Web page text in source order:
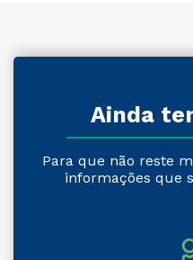
Ainda
Para que não reste
informações que